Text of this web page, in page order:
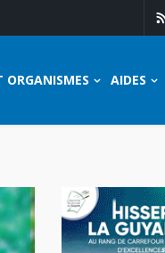
ORGANISMES AIDES